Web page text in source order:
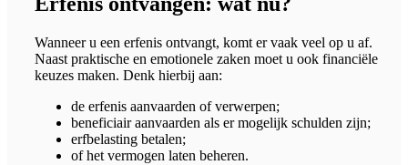
Wanneer u een erfenis ontvangt, komt er vaak veel op u af.
Naast praktische en emotionele zaken moet u ook financiële
keuzes maken. Denk hierbij aan:
de erfenis aanvaarden of verwerpen;
beneficiair aanvaarden als er mogelijk schulden zijn;
erfbelasting betalen;
of het vermogen laten beheren.